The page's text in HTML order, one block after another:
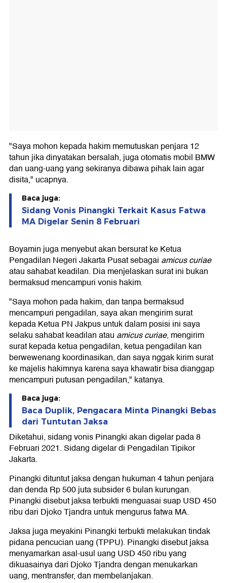
"Saya mohon kepada hakim memutuskan penjara 12
tahun jika dinyatakan bersalah, juga otomatis mobil BMW
dan uang-uang yang sekiranya dibawa pihak lain agar
disita," ucapnya.
Baca juga:
Sidang Vonis Pinangki Terkait Kasus Fatwa
MA Digelar Senin 8 Februari
Boyamin juga menyebut akan bersurat ke Ketua
Pengadilan Negeri Jakarta Pusat sebagai amicus curiae
atau sahabat keadilan. Dia menjelaskan surat ini bukan
bermaksud mencampuri vonis hakim.
"Saya mohon pada hakim, dan tanpa bermaksud
mencampuri pengadilan, saya akan mengirim surat
kepada Ketua PN Jakpus untuk dalam posisi ini saya
selaku sahabat keadilan atau amicus curiae, mengirim
surat kepada ketua pengadilan, ketua pengadilan kan
berwewenang koordinasikan, dan saya nggak kirim surat
ke majelis hakimnya karena saya khawatir bisa dianggap
mencampuri putusan pengadilan," katanya.
Baca juga:
Baca Duplik, Pengacara Minta Pinangki Bebas
dari Tuntutan Jaksa
Diketahui, sidang vonis Pinangki akan digelar pada 8
Februari 2021. Sidang digelar di Pengadilan Tipikor
Jakarta.
Pinangki dituntut jaksa dengan hukuman 4 tahun penjara
dan denda Rp 500 juta subsider 6 bulan kurungan.
Pinangki disebut jaksa terbukti menguasai suap USD 450
ribu dari Djoko Tjandra untuk mengurus fatwa MA.
Jaksa juga meyakini Pinangki terbukti melakukan tindak
pidana pencucian uang (TPPU). Pinangki disebut jaksa
menyamarkan asal-usul uang USD 450 ribu yang
dikuasainya dari Djoko Tjandra dengan menukarkan
uang, mentransfer, dan membelanjakan.